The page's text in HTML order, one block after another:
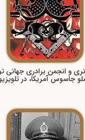
و انجمن برادری
جاسوس آمریکا، در